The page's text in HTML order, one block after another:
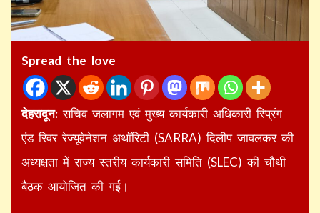
Spread the love
देहरादून:सचिव जलागम एवं मुख्य कार्यकारी अधिकारी स्प्रिंग
एंड रिवर रेज्यूवेनेशन अथॉरिटी (SARRA) दिलीप जावलकर की
अध्यक्षता में राज्य स्तरीय कार्यकारी समिति (SLEC) की चौथी
बैठक आयोजित की गई।